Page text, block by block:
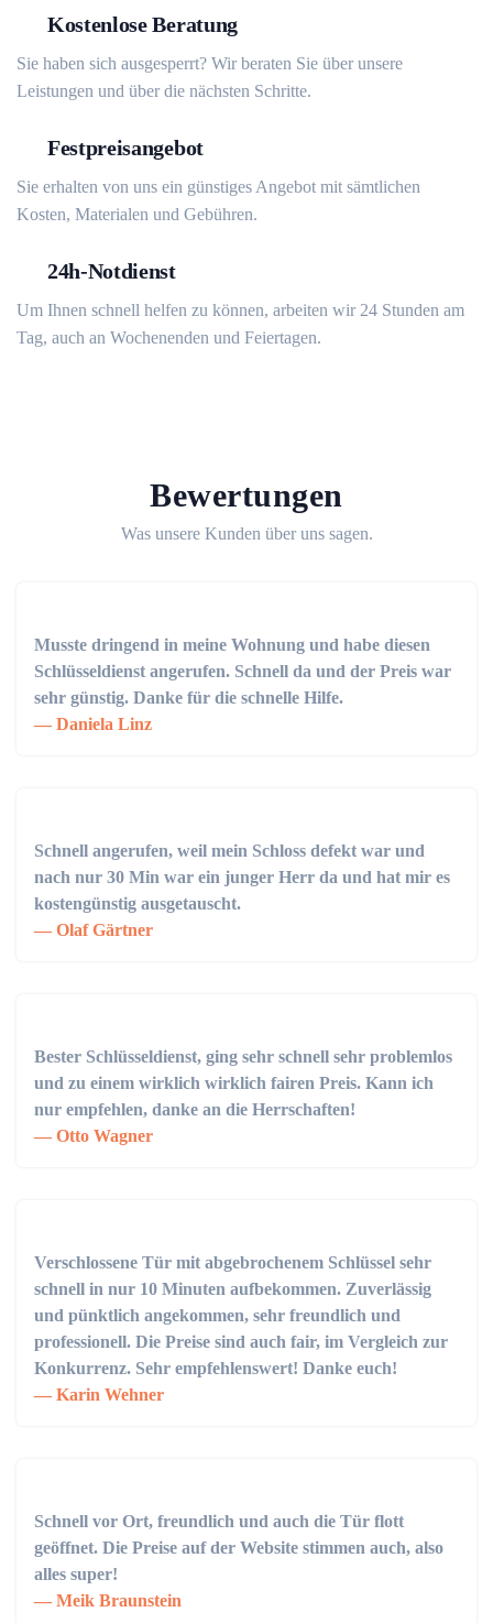
Kostenlose Beratung
Sie haben sich ausgesperrt? Wir beraten Sie über unsere
Leistungen und über die nächsten Schritte.
Festpreisangebot
Sie erhalten von uns ein günstiges Angebot mit sämtlichen
Kosten, Materialen und Gebühren.
24h-Notdienst
Um Ihnen schnell helfen zu können, arbeiten wir 24 Stunden am
Tag, auch an Wochenenden und Feiertagen.
Bewertungen
Was unsere Kunden über uns sagen.
Musste dringend in meine Wohnung und habe diesen
Schlüsseldienst angerufen. Schnell da und der Preis war
sehr günstig. Danke für die schnelle Hilfe.
Daniela Linz
Schnell angerufen, weil mein Schloss defekt war und
nach nur 30 Min war ein junger Herr da und hat mir es
kostengünstig ausgetauscht.
Olaf Gärtner
Bester Schlüsseldienst, ging sehr schnell sehr problemlos
und zu einem wirklich wirklich fairen Preis. Kann ich
nur empfehlen, danke an die Herrschaften!
Otto Wagner
Verschlossene Tür mit abgebrochenem Schlüssel sehr
schnell in nur 10 Minuten aufbekommen. Zuverlässig
und pünktlich angekommen, sehr freundlich und
professionell. Die Preise sind auch fair, im Vergleich zur
Konkurrenz. Sehr empfehlenswert! Danke euch!
Karin Wehner
Schnell vor Ort, freundlich und auch die Tür flott
geöffnet. Die Preise auf der Website stimmen auch, also
alles super!
Meik Braunstein